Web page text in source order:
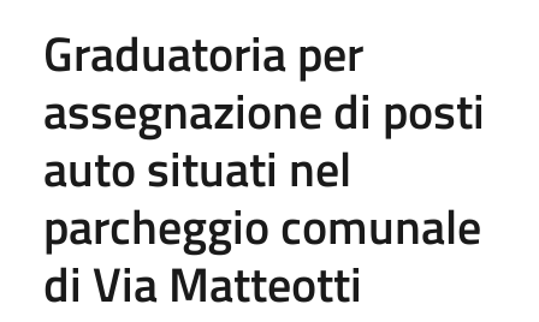
Graduatoria per
assegnazione di posti
auto situati nel
parcheggio comunale
di Via Matteotti